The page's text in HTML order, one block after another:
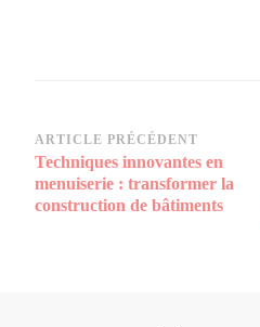
Navigation
d’article
ARTICLE PRÉCÉDENT
Techniques innovantes en
menuiserie : transformer la
construction de bâtiments